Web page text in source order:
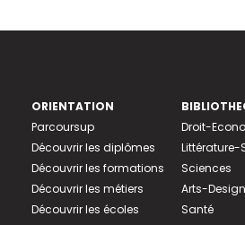
ORIENTATION
Parcoursup
Découvrir les diplômes
Découvrir les formations
Découvrir les métiers
Découvrir les écoles
Droit-
Littérature-
Sciences
Arts-
Santé